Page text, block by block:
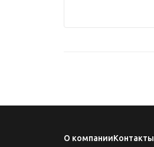
О компанииКонтакты